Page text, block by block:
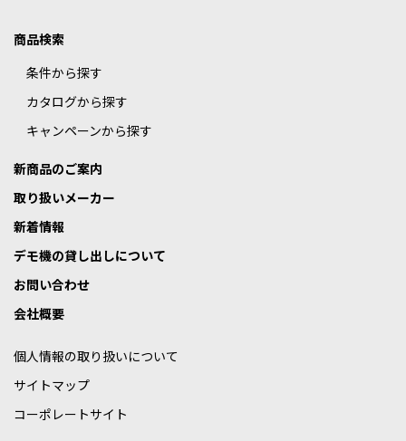
商品検索
条件から探す
カタログから探す
キャンペーンから探す
新商品のご案内
取り扱いメーカー
新着情報
デモ機の貸し出しについて
お問い合わせ
会社概要
個人情報の取り扱いについて
サイトマップ
コーポレートサイト